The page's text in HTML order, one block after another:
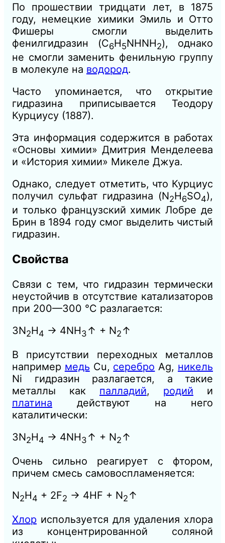
По прошествии тридцати лет, в 1875
году, немецкие химики Эмиль и Отто
Фишеры смогли выделить
фенилгидразин (C6H5NHNH2), однако
не смогли заменить фенильную группу
в молекуле на водород.
Часто упоминается, что открытие
гидразина приписывается Теодору
Курциусу (1887).
Эта информация содержится в работах
«Основы химии» Дмитрия Менделеева
и «История химии» Микеле Джуа.
Однако, следует отметить, что Курциус
получил сульфат гидразина (N2H6SO4),
и только французский химик Лобре де
Брин в 1894 году смог выделить чистый
гидразин.
Свойства
Связи с тем, что гидразин термически
неустойчив в отсутствие катализаторов
при 200—300 °C разлагается:
3N2H4 → 4NH3 ↑ + N2 ↑
В присутствии переходных металлов
например медь Cu, серебро Ag, никель
Ni гидразин разлагается, а такие
металлы как палладий, родий и
платина действуют на него
каталитически:
3N2H4 → 4NH3 ↑ + N2 ↑
Очень сильно реагирует с фтором,
причем смесь самовоспламеняется:
N2H4 + 2F2 → 4HF + N2 ↑
Хлор используется для удаления хлора
из концентрированной соляной